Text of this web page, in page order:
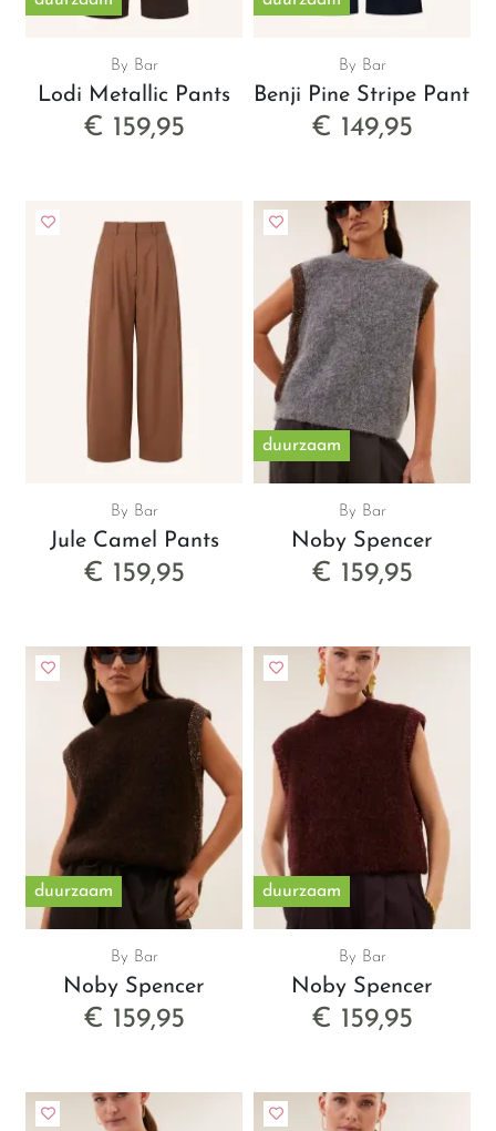
By Bar
Lodi Metallic Pants
€ 159,95
By Bar
Benji Pine Stripe Pants
€ 149,95
By Bar
Jule Camel Pants
€ 159,95
duurzaam
By Bar
Noby Spencer
€ 159,95
duurzaam
By Bar
Noby Spencer
€ 159,95
duurzaam
By Bar
Noby Spencer
€ 159,95